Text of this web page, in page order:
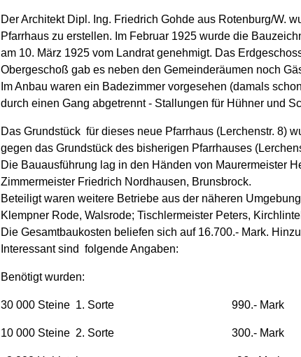
Der Architekt Dipl. Ing. Friedrich Gohde aus Rotenburg/W.
Pfarrhaus zu erstellen. Im Februar 1925 wurde die
am 10. März 1925 vom Landrat genehmigt. Das
Obergeschoß gab es neben den Gemeinderäumen noch
Im Anbau waren ein Badezimmer vorgesehen (damals
durch einen Gang abgetrennt - Stallungen für Hühner und
Das Grundstück für dieses neue Pfarrhaus (Lerchenstr. 8)
gegen das Grundstück des bisherigen Pfarrhauses
Die Bauausführung lag in den Händen von Maurermeister
Zimmermeister Friedrich Nordhausen, Brunsbrock.
Beteiligt waren weitere Betriebe aus der näheren
Klempner Rode, Walsrode; Tischlermeister Peters,
Die Gesamtbaukosten beliefen sich auf 16.700.- Mark.
Interessant sind folgende Angaben:
Benötigt wurden:
30 000 Steine 1. Sorte 990.- Mark
10 000 Steine 2. Sorte 300.- Mark